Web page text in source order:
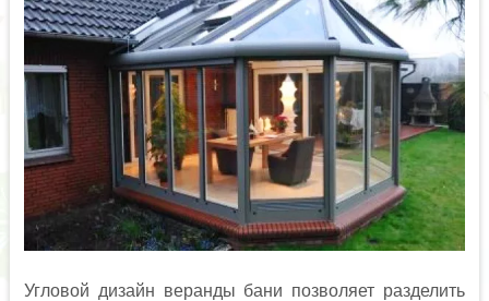
Угловой дизайн веранды бани позволяет разделить